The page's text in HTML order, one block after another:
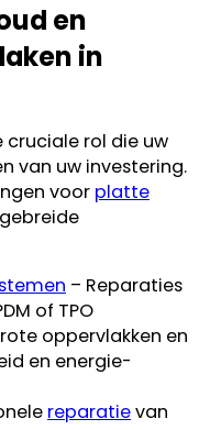
en
in
cruciale rol die uw
van uw investering.
voor platte
– Reparaties
of TPO
oppervlakken en
en energie-
reparatievan